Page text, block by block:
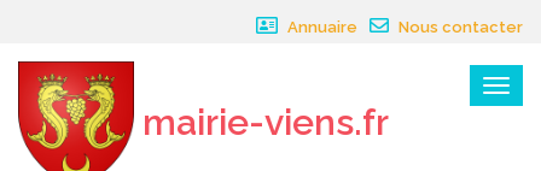
Annuaire Nous contacter
Menu
mairie-viens.fr
Panneau de gestion des cookies